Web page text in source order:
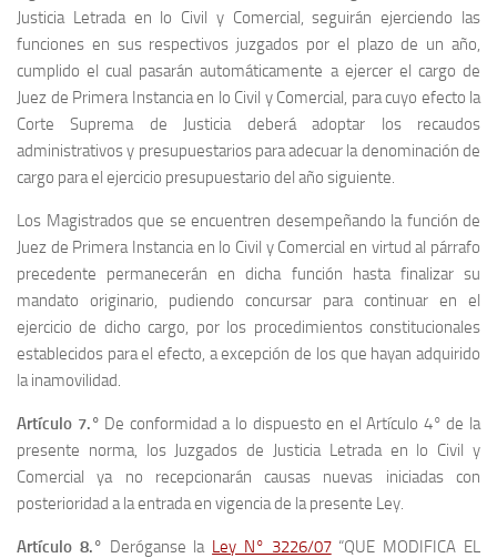
Justicia Letrada en lo Civil y Comercial, seguirán ejerciendo las
funciones en sus respectivos juzgados por el plazo de un año,
cumplido el cual pasarán automáticamente a ejercer el cargo de
Juez de Primera Instancia en lo Civil y Comercial, para cuyo efecto la
Corte Suprema de Justicia deberá adoptar los recaudos
administrativos y presupuestarios para adecuar la denominación de
cargo para el ejercicio presupuestario del año siguiente.
Los Magistrados que se encuentren desempeñando la función de
Juez de Primera Instancia en lo Civil y Comercial en virtud al párrafo
precedente permanecerán en dicha función hasta finalizar su
mandato originario, pudiendo concursar para continuar en el
ejercicio de dicho cargo, por los procedimientos constitucionales
establecidos para el efecto, a excepción de los que hayan adquirido
la inamovilidad.
Artículo 7.° De conformidad a lo dispuesto en el Artículo 4° de la
presente norma, los Juzgados de Justicia Letrada en lo Civil y
Comercial ya no recepcionarán causas nuevas iniciadas con
posterioridad a la entrada en vigencia de la presente Ley.
Artículo 8.° Deróganse la Ley N° 3226/07“QUE MODIFICA EL